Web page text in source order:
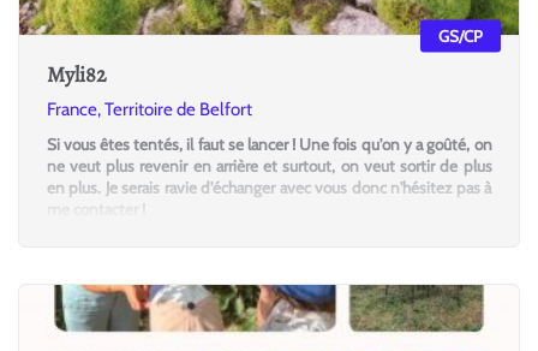
Myli82
France, Territoire de Belfort
Si vous êtes tentés, il faut se lancer ! Une fois qu'on y a goûté, on
ne veut plus revenir en arrière et surtout, on veut sortir de plus
en plus. Je serais ravie d'échanger avec vous donc n'hésitez pas à
me contacter !
GS/CP